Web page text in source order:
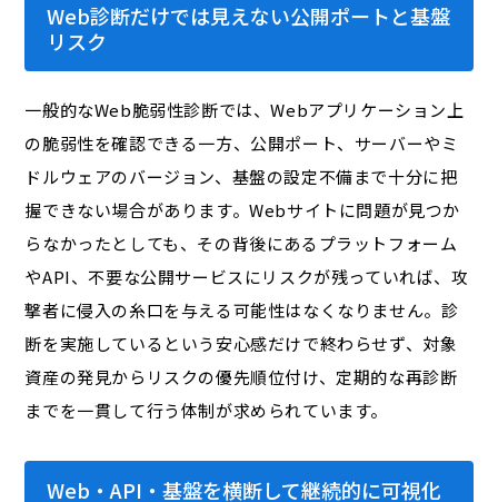
Web診断だけでは見えない公開ポートと基盤
リスク
一般的なWeb脆弱性診断では、Webアプリケーション上
の脆弱性を確認できる一方、公開ポート、サーバーやミ
ドルウェアのバージョン、基盤の設定不備まで十分に把
握できない場合があります。Webサイトに問題が見つか
らなかったとしても、その背後にあるプラットフォーム
やAPI、不要な公開サービスにリスクが残っていれば、攻
撃者に侵入の糸口を与える可能性はなくなりません。診
断を実施しているという安心感だけで終わらせず、対象
資産の発見からリスクの優先順位付け、定期的な再診断
までを一貫して行う体制が求められています。
Web・API・基盤を横断して継続的に可視化